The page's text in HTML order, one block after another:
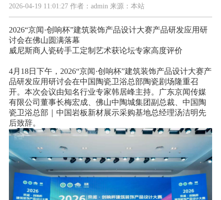
2026-04-19 11:01:27 作者：admin 来源：本站
2026“京闻·创响杯”建筑装饰产品设计大赛产品研发应用研
讨会在佛山圆满落幕
威尼斯商人瓷砖手工定制艺术获论坛专家高度评价
4月18日下午，2026“京闻·创响杯”建筑装饰产品设计大赛产
品研发应用研讨会在中国陶瓷卫浴总部陶瓷剧场隆重召
开。本次会议由知名行业专家韩居峰主持。广东京闻传媒
有限公司董事长梅宏成、佛山中陶城集团副总裁、中国陶
瓷卫浴总部｜中国岩板新材展示采购基地总经理汤洁明先
后致辞。